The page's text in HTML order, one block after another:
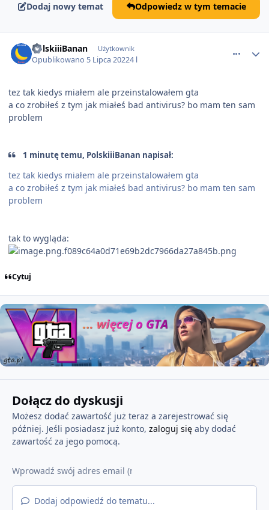
Dodaj nowy temat Odpowiedz w tym temacie
PolskiiiBanan Użytkownik
Opublikowano 5 Lipca 20224 l
tez tak kiedys miałem ale przeinstalowałem gta
a co zrobiłeś z tym jak miałeś bad antivirus? bo mam ten sam
problem
1 minutę temu, PolskiiiBanan napisał:
tez tak kiedys miałem ale przeinstalowałem gta
a co zrobiłeś z tym jak miałeś bad antivirus? bo mam ten sam
problem
tak to wygląda:
Cytuj
Dołącz do dyskusji
Możesz dodać zawartość już teraz a zarejestrować się
później. Jeśli posiadasz już konto, zaloguj sięaby dodać
zawartość za jego pomocą.
Dodaj odpowiedź do tematu...